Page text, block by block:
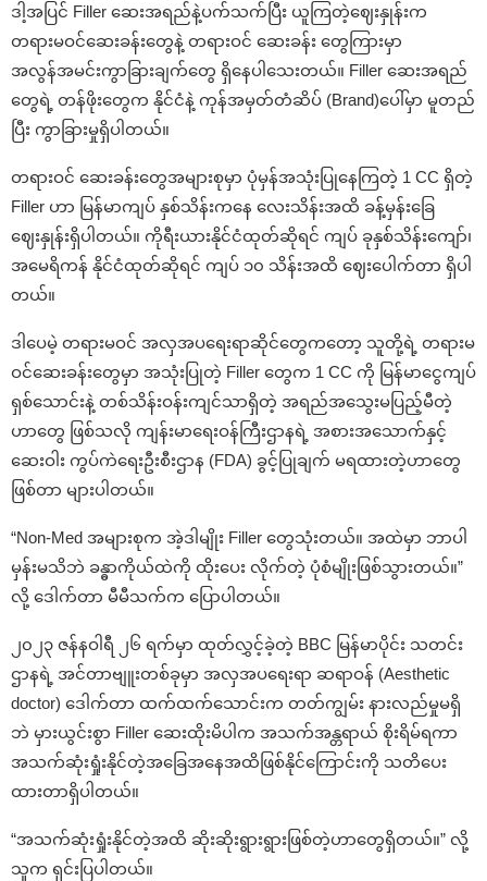
ဒါ့အပြင် Filler ဆေးအရည်နဲ့ပက်သက်ပြီး ယူကြတဲ့ဈေးနှုန်းက
တရားမဝင်ဆေးခန်းတွေနဲ့ တရားဝင် ဆေးခန်း တွေကြားမှာ
အလွန်အမင်းကွာခြားချက်တွေ ရှိနေပါသေးတယ်။ Filler ဆေးအရည်
တွေရဲ့ တန်ဖိုးတွေက နိုင်ငံနဲ့ ကုန်အမှတ်တံဆိပ် (Brand)ပေါ်မှာ မူတည်
ပြီး ကွာခြားမှုရှိပါတယ်။
တရားဝင် ဆေးခန်းတွေအများစုမှာ ပုံမှန်အသုံးပြုနေကြတဲ့ 1 CC ရှိတဲ့
Filler ဟာ မြန်မာကျပ် နှစ်သိန်းကနေ လေးသိန်းအထိ ခန့်မှန်းခြေ
ဈေးနှုန်းရှိပါတယ်။ ကိုရီးယားနိုင်ငံထုတ်ဆိုရင် ကျပ် ခုနှစ်သိန်းကျော်၊
အမေရိကန် နိုင်ငံထုတ်ဆိုရင် ကျပ် ၁၀ သိန်းအထိ ဈေးပေါက်တာ ရှိပါ
တယ်။
ဒါပေမဲ့ တရားမဝင် အလှအပရေးရာဆိုင်တွေကတော့ သူတို့ရဲ့ တရားမ
ဝင်ဆေးခန်းတွေမှာ အသုံးပြုတဲ့ Filler တွေက 1 CC ကို မြန်မာငွေကျပ်
ရှစ်သောင်းနဲ့ တစ်သိန်းဝန်းကျင်သာရှိတဲ့ အရည်အသွေးမပြည့်မီတဲ့
ဟာတွေ ဖြစ်သလို ကျန်းမာရေးဝန်ကြီးဌာနရဲ့ အစားအသောက်နှင့်
ဆေးဝါး ကွပ်ကဲရေးဦးစီးဌာန (FDA) ခွင့်ပြုချက် မရထားတဲ့ဟာတွေ
ဖြစ်တာ များပါတယ်။
“Non-Med အများစုက အဲ့ဒါမျိုး Filler တွေသုံးတယ်။ အထဲမှာ ဘာပါ
မှန်းမသိဘဲ ခန္ဓာကိုယ်ထဲကို ထိုးပေး လိုက်တဲ့ ပုံစံမျိုးဖြစ်သွားတယ်။”
လို့ ဒေါက်တာ မီမီသက်က ပြောပါတယ်။
၂၀၂၃ ဇန်နဝါရီ ၂၆ ရက်မှာ ထုတ်လွှင့်ခဲ့တဲ့ BBC မြန်မာပိုင်း သတင်း
ဌာနရဲ့ အင်တာဗျူးတစ်ခုမှာ အလှအပရေးရာ ဆရာဝန် (Aesthetic
doctor) ဒေါက်တာ ထက်ထက်သောင်းက တတ်ကျွမ်း နားလည်မှုမရှိ
ဘဲ မှားယွင်းစွာ Filler ‌ဆေးထိုးမိပါက အသက်အန္တရာယ် စိုးရိမ်ရကာ
အသက်ဆုံးရှုံးနိုင်တဲ့အခြေအနေအထိဖြစ်နိုင်ကြောင်းကို သတိပေး
ထားတာရှိပါတယ်။
“အသက်ဆုံးရှုံးနိုင်တဲ့အထိ ဆိုးဆိုးရွားရွားဖြစ်တဲ့ဟာတွေရှိတယ်။” လို့
သူက ရှင်းပြပါတယ်။